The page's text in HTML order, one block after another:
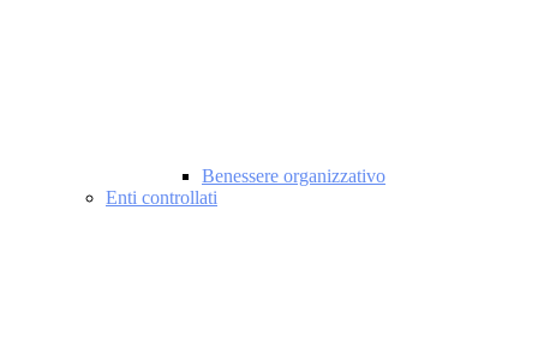
Benessere organizzativo
Enti controllati